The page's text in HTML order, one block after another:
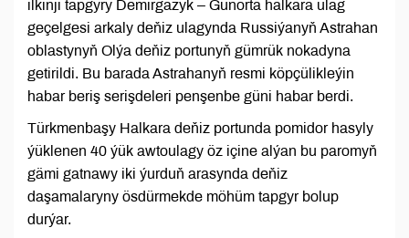
ilkinji tapgyry Demirgazyk – Günorta halkara ulag
geçelgesi arkaly deňiz ulagynda Russiýanyň Astrahan
oblastynyň Olýa deňiz portunyň gümrük nokadyna
getirildi. Bu barada Astrahanyň resmi köpçülikleýin
habar beriş serişdeleri penşenbe güni habar berdi.
Türkmenbaşy Halkara deňiz portunda pomidor hasyly
ýüklenen 40 ýük awtoulagy öz içine alýan bu paromyň
gämi gatnawy iki ýurduň arasynda deňiz
daşamalaryny ösdürmekde möhüm tapgyr bolup
durýar.